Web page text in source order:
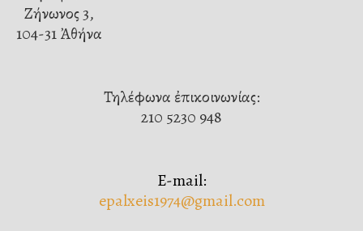
Ζήνωνος 3,
104-31 Ἀθήνα
Τηλέφωνα ἐπικοινωνίας:
210 5230 948
E-mail:
epalxeis1974@gmail.com